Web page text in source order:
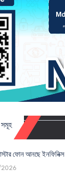
সমূহ
ফোন আনছে ইনফিনিক্স